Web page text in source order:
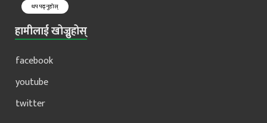
थप पढ्नुहोस्
हामीलाई खोज्नुहोस्
facebook
youtube
twitter